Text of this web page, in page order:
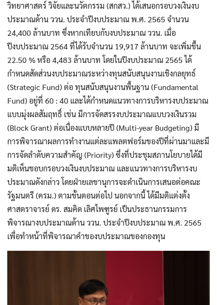
วิทยาศาสตร์ วิจัยและนวัตกรรม (สกสว.) ได้เสนอกรอบวงเงินงบ
ประมาณด้าน ววน. ประจำปีงบประมาณ พ.ศ. 2565 จำนวน
24,400 ล้านบาท ซึ่งหากเทียบกับงบประมาณ ววน. เมื่อ
ปีงบประมาณ 2564 ที่ได้รับจำนวน 19,917 ล้านบาท จะเพิ่มขึ้น
22.50 % หรือ 4,483 ล้านบาท โดยในปีงบประมาณ 2565 ได้
กำหนดสัดส่วนงบประมาณระหว่างทุนสนับสนุนงานเชิงกลยุทธ์
(Strategic Fund) ต่อ ทุนสนับสนุนงานพื้นฐาน (Fundamental
Fund) อยู่ที่ 60 : 40 และได้กำหนดแนวทางการบริหารงบประมาณ
แบบมุ่งผลสัมฤทธิ์ เช่น มีการจัดสรรงบประมาณแบบวงเงินรวม
(Block Grant) ต่อเนื่องแบบหลายปี (Multi-year Budgeting) มี
การพิจารณาผลการทำงานแต่ละแพลตฟอร์มของปีที่ผ่านมาและมี
การจัดลำดับความสำคัญ (Priority) ซึ่งที่ประชุมสภานโยบายได้มี
มติเห็นชอบกรอบวงเงินงบประมาณ และแนวทางการบริหารงบ
ประมาณดังกล่าว โดยฝ่ายเลขานุการจะดำเนินการเสนอต่อคณะ
รัฐมนตรี (ครม.) ตามขั้นตอนต่อไป นอกจากนี้ ได้มีมติแต่งตั้ง
ศาสตราจารย์ ดร. สมคิด เลิศไพฑูรย์ เป็นประธานกรรมการ
พิจารณางบประมาณด้าน ววน. ประจำปีงบประมาณ พ.ศ. 2565
เพื่อทำหน้าที่พิจารณาคำของบประมาณของกองทุน